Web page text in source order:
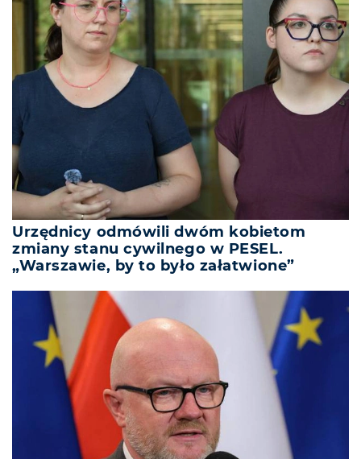
Urzędnicy odmówili dwóm kobietom
zmiany stanu cywilnego w PESEL.
„Warszawie, by to było załatwione”